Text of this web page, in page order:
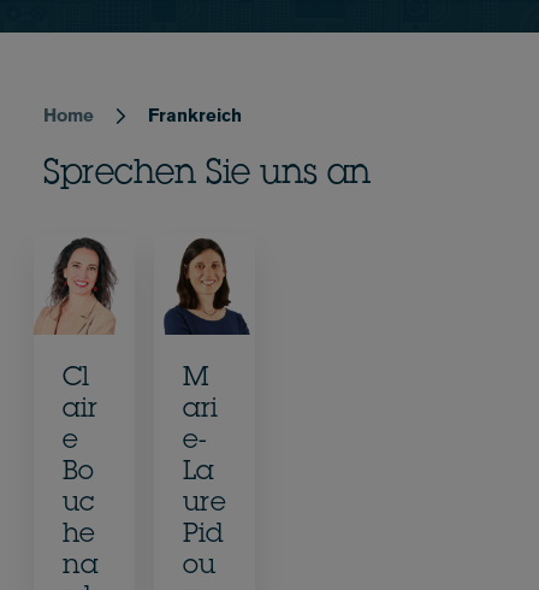
Breadcrumb
Home Frankreich
Sprechen Sie uns an
Cl
air
e
Bo
uc
he
na
M
ari
e-
La
ure
Pid
ou